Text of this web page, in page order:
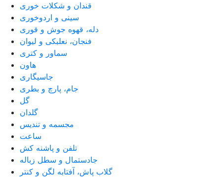
قندان و شکلات خوری
سینی و اردوخوری
دله، قهوه جوش و قوری
فنجان، نعلبکی و لیوان
سماور و کتری
هاون
جاسیگاری
جام، پارچ و بطری
گل
گلدان
مجسمه و تندیس
ساعت
تلفن و پاشنه کش
جادستمال و سطل زباله
گلاب پاش، آفتابه لگن و کنتر